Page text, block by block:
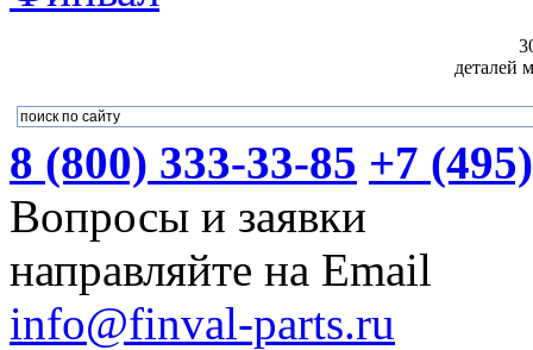
деталей
8 (800) 333-33-85 +7
Вопросы и заявки
направляйте на Email
info@finval-parts.ru